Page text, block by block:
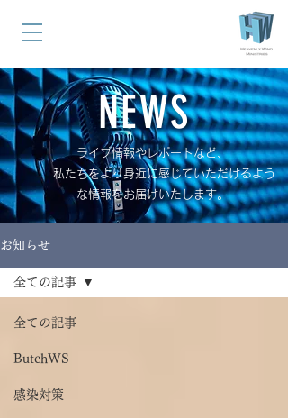
ライブ情報やレポートなど、
私たちをより身近に感じていただけるよう
な情報をお届けいたします。
NEWS
お知らせ
全ての記事
ButchWS
感染対策
全ての記事